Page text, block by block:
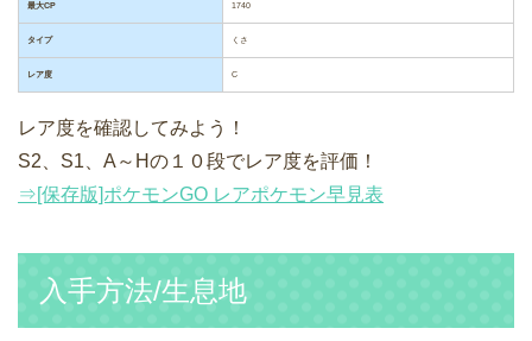
最大CP 1740
タイプ くさ
レア度 C
レア度を確認してみよう！
S2、S1、A～Hの１０段でレア度を評価！
⇒[保存版]ポケモンGO レアポケモン早見表
入手方法/生息地